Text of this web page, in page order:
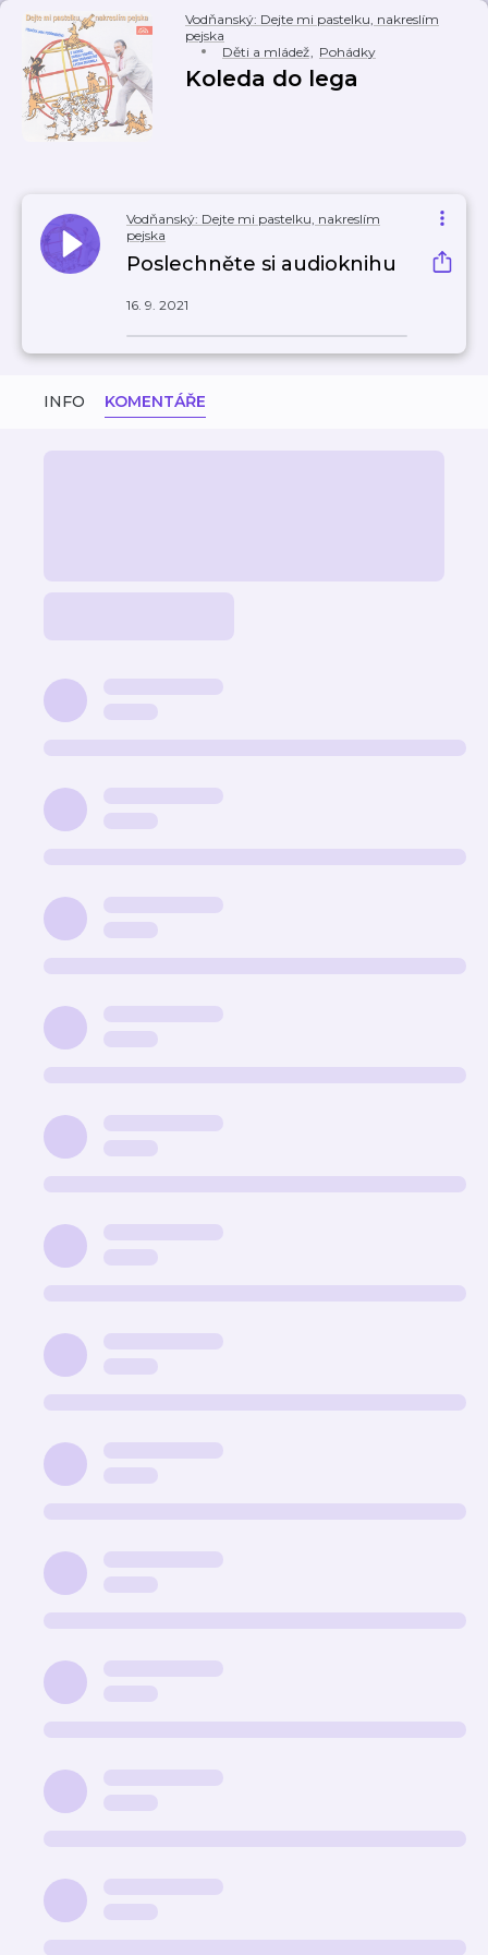
Vodňanský: Dejte mi pastelku, nakreslím
pejska
Děti a mládež, Pohádky
Koleda do lega
Vodňanský: Dejte mi pastelku, nakreslím
pejska
Poslechněte si audioknihu
16. 9. 2021
INFO KOMENTÁŘE